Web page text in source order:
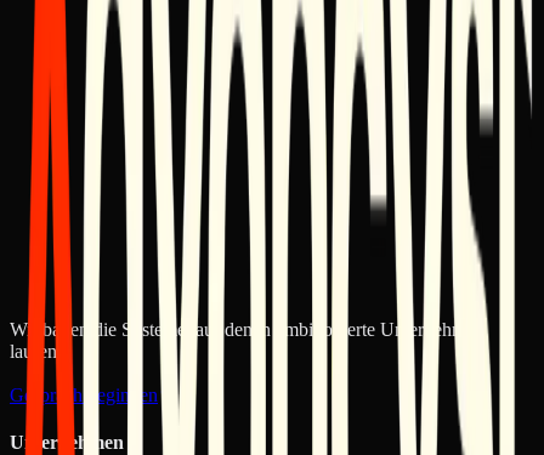
Teilen
Verwandte Beiträge
Advancyst Expansion: Mexico 2026
The Craft of Winning
Websites
Future of Design: Deep Serenity
Wir bauen die Systeme, auf denen ambitionierte Unternehmen
laufen.
Gespräch beginnen
Unternehmen